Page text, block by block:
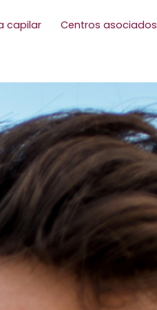
capilar Centros asociados